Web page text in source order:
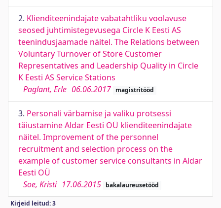
2. Klienditeenindajate vabatahtliku voolavuse
seosed juhtimistegevusega Circle K Eesti AS
teenindusjaamade näitel. The Relations between
Voluntary Turnover of Store Customer
Representatives and Leadership Quality in Circle
K Eesti AS Service Stations
Paglant, Erle 06.06.2017 magistritööd
3. Personali värbamise ja valiku protsessi
täiustamine Aldar Eesti OÜ klienditeenindajate
näitel. Improvement of the personnel
recruitment and selection process on the
example of customer service consultants in Aldar
Eesti OÜ
Soe, Kristi 17.06.2015 bakalaureusetööd
Kirjeid leitud: 3